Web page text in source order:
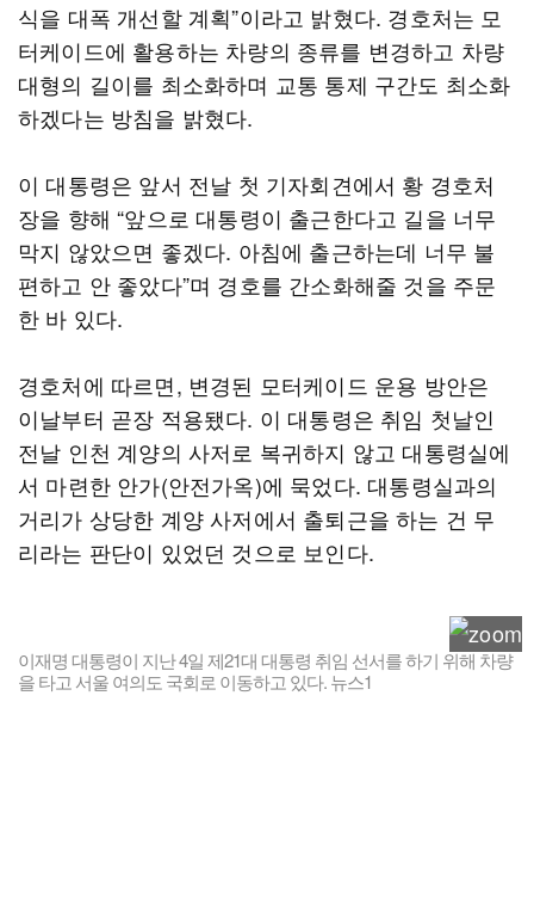
식을 대폭 개선할 계획”이라고 밝혔다. 경호처는 모
터케이드에 활용하는 차량의 종류를 변경하고 차량
대형의 길이를 최소화하며 교통 통제 구간도 최소화
하겠다는 방침을 밝혔다.
이 대통령은 앞서 전날 첫 기자회견에서 황 경호처
장을 향해 “앞으로 대통령이 출근한다고 길을 너무
막지 않았으면 좋겠다. 아침에 출근하는데 너무 불
편하고 안 좋았다”며 경호를 간소화해줄 것을 주문
한 바 있다.
경호처에 따르면, 변경된 모터케이드 운용 방안은
이날부터 곧장 적용됐다. 이 대통령은 취임 첫날인
전날 인천 계양의 사저로 복귀하지 않고 대통령실에
서 마련한 안가(안전가옥)에 묵었다. 대통령실과의
거리가 상당한 계양 사저에서 출퇴근을 하는 건 무
리라는 판단이 있었던 것으로 보인다.
이재명 대통령이 지난 4일 제21대 대통령 취임 선서를 하기 위해 차량
을 타고 서울 여의도 국회로 이동하고 있다. 뉴스1